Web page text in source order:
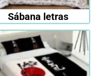
Sábana letras